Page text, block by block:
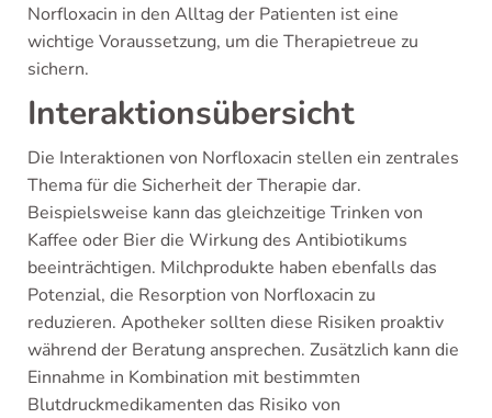
Norfloxacin in den Alltag der Patienten ist eine
wichtige Voraussetzung, um die Therapietreue zu
sichern.
Interaktionsübersicht
Die Interaktionen von Norfloxacin stellen ein zentrales
Thema für die Sicherheit der Therapie dar.
Beispielsweise kann das gleichzeitige Trinken von
Kaffee oder Bier die Wirkung des Antibiotikums
beeinträchtigen. Milchprodukte haben ebenfalls das
Potenzial, die Resorption von Norfloxacin zu
reduzieren. Apotheker sollten diese Risiken proaktiv
während der Beratung ansprechen. Zusätzlich kann die
Einnahme in Kombination mit bestimmten
Blutdruckmedikamenten das Risiko von